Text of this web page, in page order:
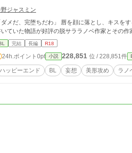
ジャスミン
メだ、完堕ちだわ」 唇を顔に落とし、キスを
ていた物語が好評の脱サララノベ作家とその作
完結 長編 R18
24h.ポイント 0pt 小説 228,851 位 / 228,851件
ハッピーエンド BL 妄想 美形攻め ラノ